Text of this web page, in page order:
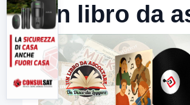
Un libro da